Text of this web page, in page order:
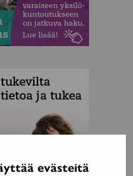
evästeitä